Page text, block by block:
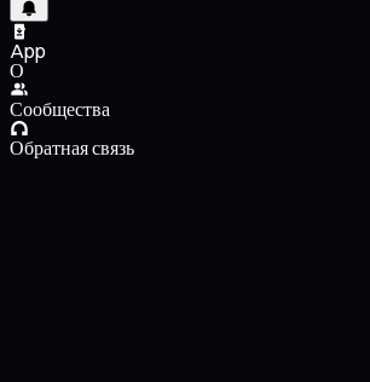
App
О
Сообщества
Обратная связь